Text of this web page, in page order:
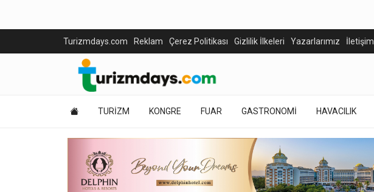
Turizmdays.com Reklam Çerez Politikası Gizlilik İlkeleri Yazarlarımız İletişim
TURİZM KONGRE FUAR GASTRONOMİ HAVACILIK